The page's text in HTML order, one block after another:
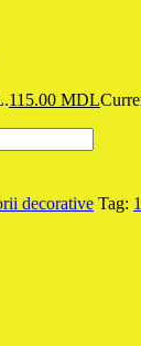
115.00 MDL
decorative Tag: